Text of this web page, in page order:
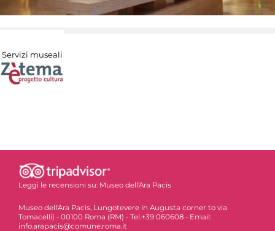
Servizi museali
Leggi le recensioni su: Museo dell'Ara Pacis
Museo dell'Ara Pacis, Lungotevere in Augusta corner to via
Tomacelli) - 00100 Roma (RM) - Tel.+39 060608 - Email:
info.arapacis@comune.roma.it